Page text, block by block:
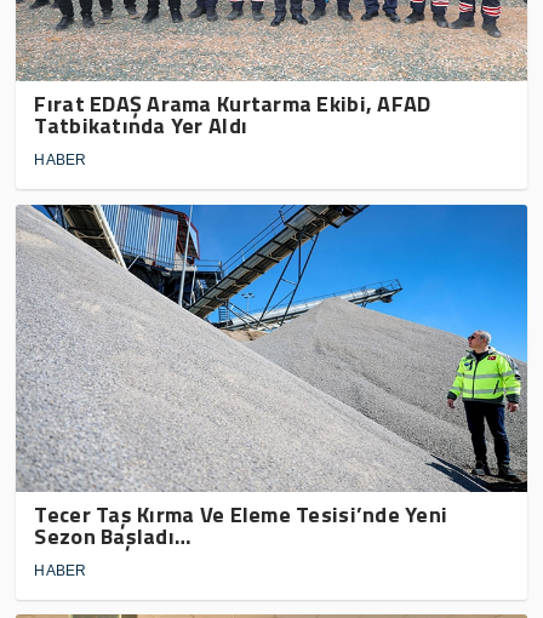
Fırat EDAŞ Arama Kurtarma Ekibi, AFAD
Tatbikatında Yer Aldı
HABER
Tecer Taş Kırma Ve Eleme Tesisi’nde Yeni
Sezon Başladı…
HABER